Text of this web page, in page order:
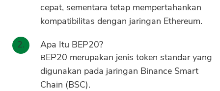
cepat, sementara tetap mempertahankan
kompatibilitas dengan jaringan Ethereum.
Apa Itu BEP20?
BEP20 merupakan jenis token standar yang
digunakan pada jaringan Binance Smart
Chain (BSC).